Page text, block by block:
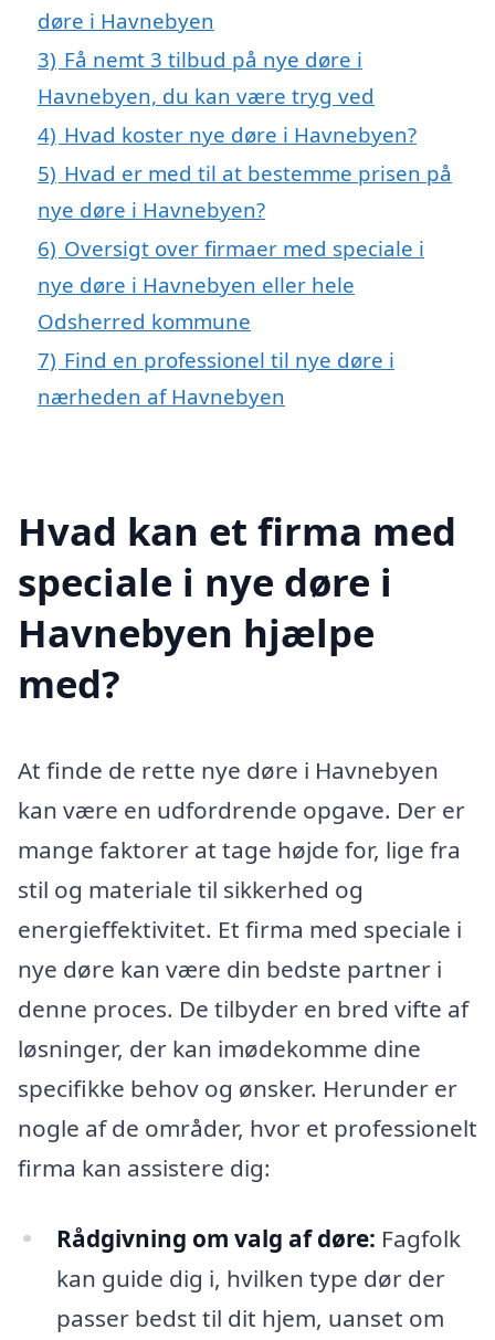
døre i Havnebyen
3) Få nemt 3 tilbud på nye døre i
Havnebyen, du kan være tryg ved
4) Hvad koster nye døre i Havnebyen?
5) Hvad er med til at bestemme prisen på
nye døre i Havnebyen?
6) Oversigt over firmaer med speciale i
nye døre i Havnebyen eller hele
Odsherred kommune
7) Find en professionel til nye døre i
nærheden af Havnebyen
Hvad kan et firma med
speciale i nye døre i
Havnebyen hjælpe
med?
At finde de rette nye døre i Havnebyen
kan være en udfordrende opgave. Der er
mange faktorer at tage højde for, lige fra
stil og materiale til sikkerhed og
energieffektivitet. Et firma med speciale i
nye døre kan være din bedste partner i
denne proces. De tilbyder en bred vifte af
løsninger, der kan imødekomme dine
specifikke behov og ønsker. Herunder er
nogle af de områder, hvor et professionelt
firma kan assistere dig:
Rådgivning om valg af døre: Fagfolk
kan guide dig i, hvilken type dør der
passer bedst til dit hjem, uanset om